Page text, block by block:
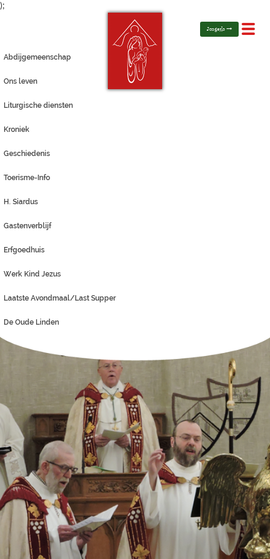
);
Toggle
Jongerlo
Abdijgemeenschap
Ons leven
Liturgische diensten
Kroniek
Geschiedenis
Toerisme-Info
H. Siardus
Gastenverblijf
Erfgoedhuis
Werk Kind Jezus
Laatste Avondmaal/Last Supper
De Oude Linden